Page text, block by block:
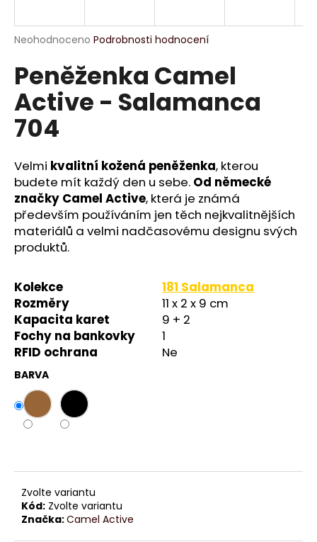
Průměrné
produktu
je
0,0
z
5
hvězdiček.
Neohodnoceno Podrobnosti hodnocení
Peněženka Camel
Active - Salamanca
704
Velmi kvalitní kožená peněženka, kterou
budete mít každý den u sebe. Od německé
značky Camel Active, která je známá
především používáním jen těch nejkvalitnějších
materiálů a velmi nadčasovému designu svých
produktů.
Kolekce
181 Salamanca
Rozměry
11 x 2 x 9 cm
Kapacita karet
9 + 2
Fochy na bankovky
1
RFID ochrana
Ne
BARVA
Zvolte variantu
Kód: Zvolte variantu
Značka:Camel Active
j
t
?
HLEDAT
D
o
p
r
u
č
u
j
e
m
e